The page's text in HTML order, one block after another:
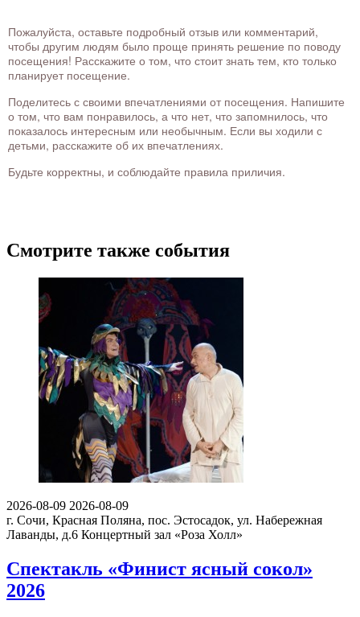
Пожалуйста, оставьте подробный отзыв или комментарий,
чтобы другим людям было проще принять решение по поводу
посещения! Расскажите о том, что стоит знать тем, кто только
планирует посещение.
Поделитесь с своими впечатлениями от посещения. Напишите
о том, что вам понравилось, а что нет, что запомнилось, что
показалось интересным или необычным. Если вы ходили с
детьми, расскажите об их впечатлениях.
Будьте корректны, и соблюдайте правила приличия.
Смотрите также события
2026-08-09 2026-08-09
г. Сочи, Красная Поляна, пос. Эстосадок, ул. Набережная
Лаванды, д.6 Концертный зал «Роза Холл»
Спектакль «Финист ясный сокол»
2026